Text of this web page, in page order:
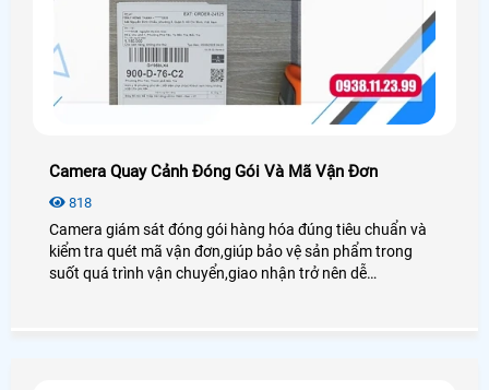
Camera Quay Cảnh Đóng Gói Và Mã Vận Đơn
818
Camera giám sát đóng gói hàng hóa đúng tiêu chuẩn và
kiểm tra quét mã vận đơn,giúp bảo vệ sản phẩm trong
suốt quá trình vận chuyển,giao nhận trở nên dễ